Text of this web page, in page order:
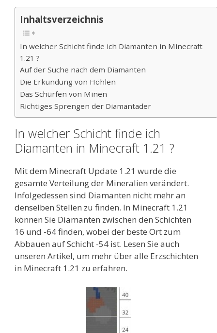
Inhaltsverzeichnis
In welcher Schicht finde ich Diamanten in Minecraft
1.21 ?
Auf der Suche nach dem Diamanten
Die Erkundung von Höhlen
Das Schürfen von Minen
Richtiges Sprengen der Diamantader
In welcher Schicht finde ich
Diamanten in Minecraft 1.21 ?
Mit dem Minecraft Update 1.21 wurde die
gesamte Verteilung der Mineralien verändert.
Infolgedessen sind Diamanten nicht mehr an
denselben Stellen zu finden. In Minecraft 1.21
können Sie Diamanten zwischen den Schichten
16 und -64 finden, wobei der beste Ort zum
Abbauen auf Schicht -54 ist. Lesen Sie auch
unseren Artikel, um mehr über alle Erzschichten
in Minecraft 1.21 zu erfahren.